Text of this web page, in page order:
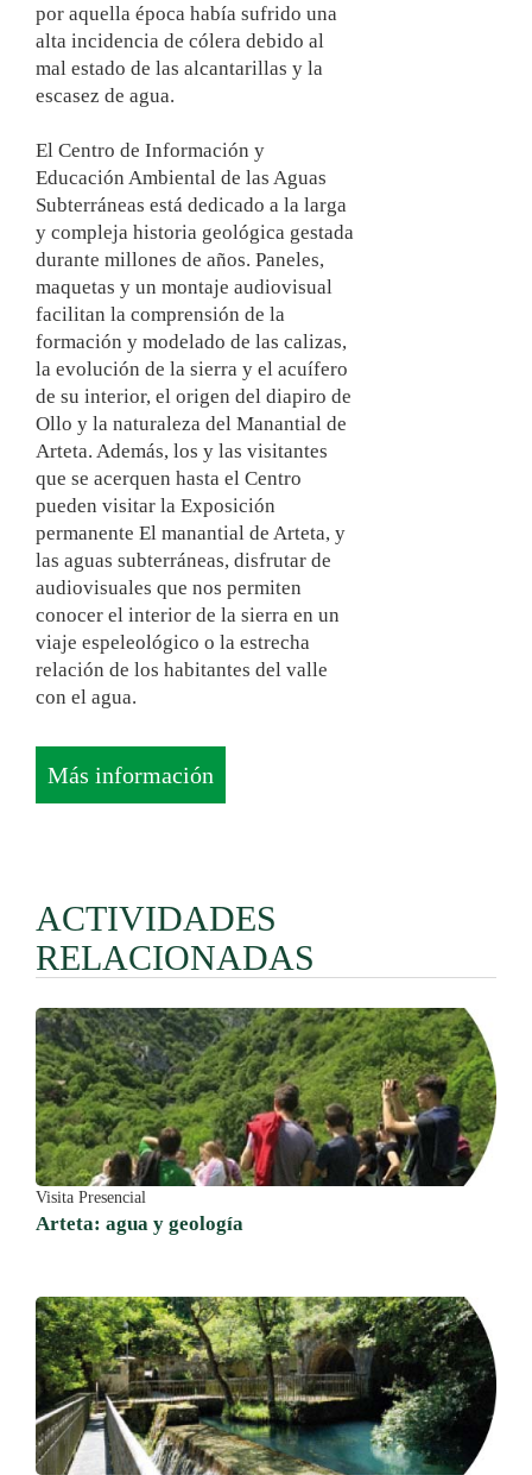
por aquella época había sufrido una
alta incidencia de cólera debido al
mal estado de las alcantarillas y la
escasez de agua.
El Centro de Información y
Educación Ambiental de las Aguas
Subterráneas está dedicado a la larga
y compleja historia geológica gestada
durante millones de años. Paneles,
maquetas y un montaje audiovisual
facilitan la comprensión de la
formación y modelado de las calizas,
la evolución de la sierra y el acuífero
de su interior, el origen del diapiro de
Ollo y la naturaleza del Manantial de
Arteta. Además, los y las visitantes
que se acerquen hasta el Centro
pueden visitar la Exposición
permanente El manantial de Arteta, y
las aguas subterráneas, disfrutar de
audiovisuales que nos permiten
conocer el interior de la sierra en un
viaje espeleológico o la estrecha
relación de los habitantes del valle
con el agua.
Más información
ACTIVIDADES
RELACIONADAS
Visita Presencial
Arteta: agua y geología